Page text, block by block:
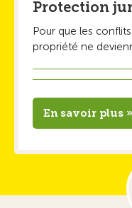
Protection
Pour que les
propriété ne
En savoir plus »